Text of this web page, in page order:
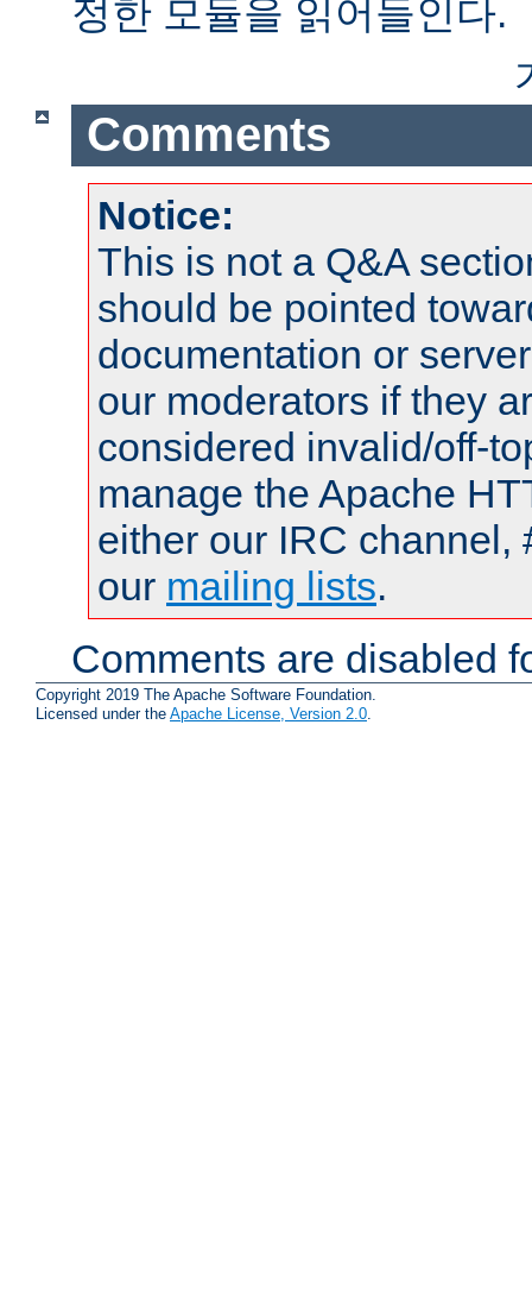
정한 모듈을 읽어들인다.
Comments
Notice:
This is not a Q&A
should be pointed
documentation or
our moderators if they
considered invalid/off-
manage the Apache
either our IRC channel,
our mailing lists.
Comments are disabled
Copyright 2019 The Apache Software Foundation.
Licensed under the Apache License, Version 2.0.